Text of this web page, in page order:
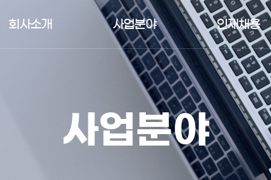
회사소개 사업분야 인재채용
사업분야